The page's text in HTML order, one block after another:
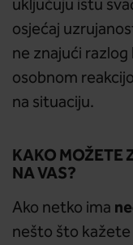
uključuju istu
osjećaj
ne znajući
osobnom
na situaciju.
KAKO MOŽETE
NA VAS?
Ako netko ima
nešto što kažete